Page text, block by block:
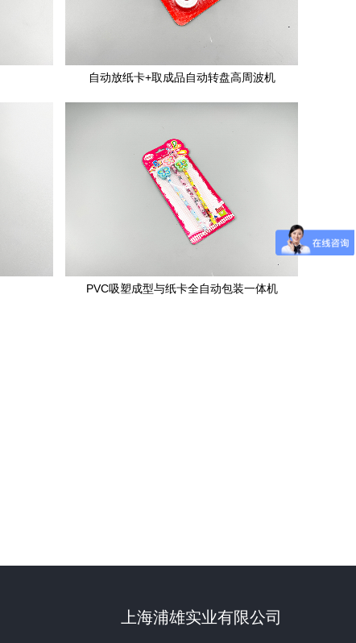
自动放纸卡+取成品自动转盘高周波机
PVC吸塑成型与纸卡全自动包装一体机
上海浦雄实业有限公司